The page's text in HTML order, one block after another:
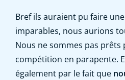
Bref ils auraient pu faire
imparables, nous aurions
Nous ne sommes pas
compétition en parapente.
également par le fait que